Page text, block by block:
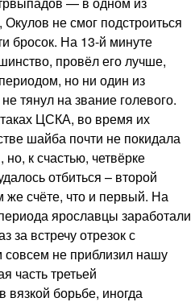
не смог подстроиться
бросок. На 13-й минуте
провёл его лучше,
но ни один из
тянул на звание голевого.
ЦСКА, во время их
шайба почти не покидала
к счастью, четвёрке
отбиться – второй
же счёте, что и первый. На
ярославцы заработали
за встречу отрезок с
не приблизил нашу
часть третьей
борьбе, иногда